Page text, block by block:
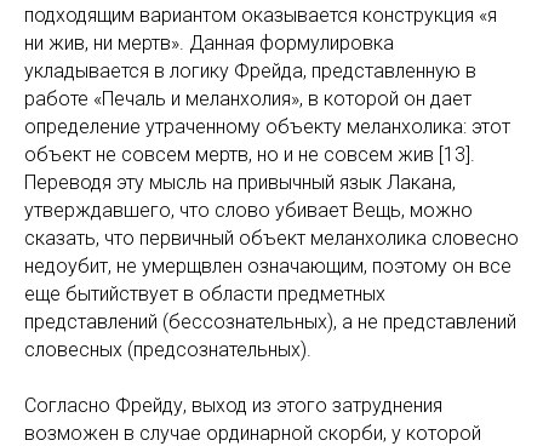
подходящим вариантом оказывается конструкция «я
ни жив, ни мертв». Данная формулировка
укладывается в логику Фрейда, представленную в
работе «Печаль и меланхолия», в которой он дает
определение утраченному объекту меланхолика: этот
объект не совсем мертв, но и не совсем жив [13].
Переводя эту мысль на привычный язык Лакана,
утверждавшего, что слово убивает Вещь, можно
сказать, что первичный объект меланхолика словесно
недоубит, не умерщвлен означающим, поэтому он все
еще бытийствует в области предметных
представлений (бессознательных), а не представлений
словесных (предсознательных).
Согласно Фрейду, выход из этого затруднения
возможен в случае ординарной скорби, у которой